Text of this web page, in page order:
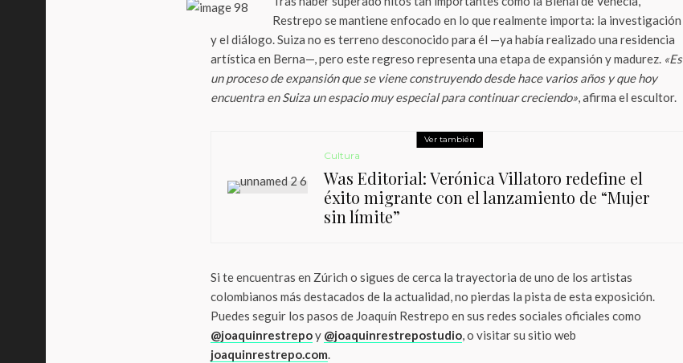
Restrepo se mantiene enfocado en lo que realmente importa: la investigación
y el diálogo. Suiza no es terreno desconocido para él —ya había realizado una residencia
artística en Berna—, pero este regreso representa una etapa de expansión y madurez. «Es
un proceso de expansión que se viene construyendo desde hace varios años y que hoy
encuentra en Suiza un espacio muy especial para continuar creciendo», afirma el escultor.
Ver también
Cultura
Was Editorial: Verónica Villatoro redefine el
éxito migrante con el lanzamiento de “Mujer
sin límite”
Si te encuentras en Zúrich o sigues de cerca la trayectoria de uno de los artistas
colombianos más destacados de la actualidad, no pierdas la pista de esta exposición.
Puedes seguir los pasos de Joaquín Restrepo en sus redes sociales oficiales como
@joaquinrestrepoy @joaquinrestrepostudio, o visitar su sitio web
joaquinrestrepo.com.